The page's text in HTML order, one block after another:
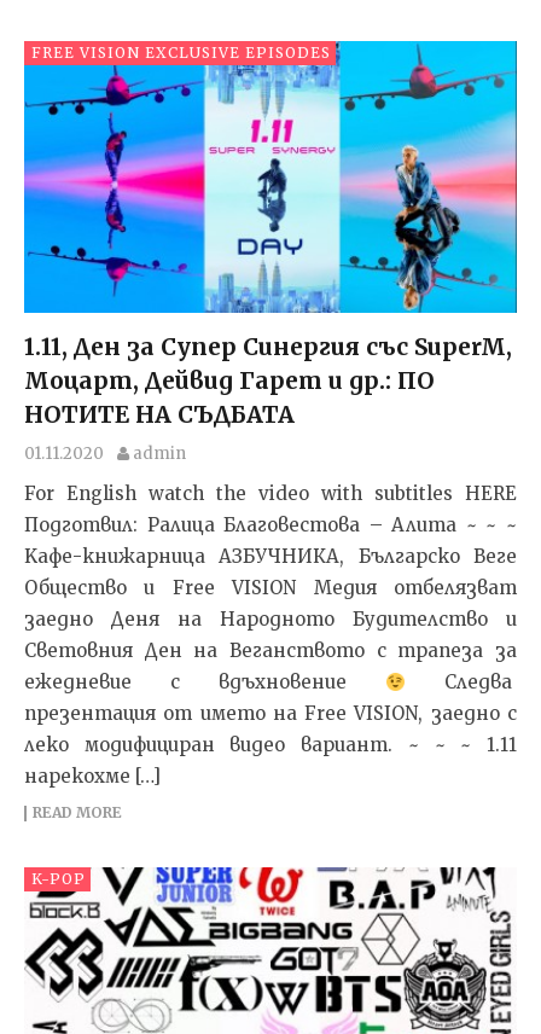
FREE VISION EXCLUSIVE EPISODES
1.11, Ден за Супер Синергия със SuperM,
Моцарт, Дейвид Гарет и др.: ПО
НОТИТЕ НА СЪДБАТА
01.11.2020 admin
For English watch the video with subtitles HERE
Подготвил: Ралица Благовестова – Алита ~ ~ ~
Kафе-книжарница АЗБУЧНИКА, Българско Веге
Общество и Free VISION Медия отбелязват
заедно Деня на Народното Будителство и
Световния Ден на Веганството с трапеза за
ежедневие с вдъхновение
Следва
презентация от името на Free VISION, заедно с
леко модифициран видео вариант. ~ ~ ~ 1.11
нарекохме […]
READ MORE
K-POP